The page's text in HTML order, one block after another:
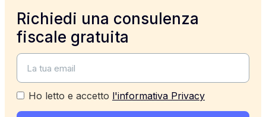
Richiedi una consulenza
fiscale gratuita
Ho letto e accetto l'informativa Privacy